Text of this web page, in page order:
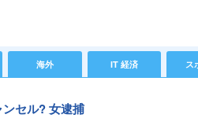
海外 IT 経済 ス
ンセル? 女逮捕